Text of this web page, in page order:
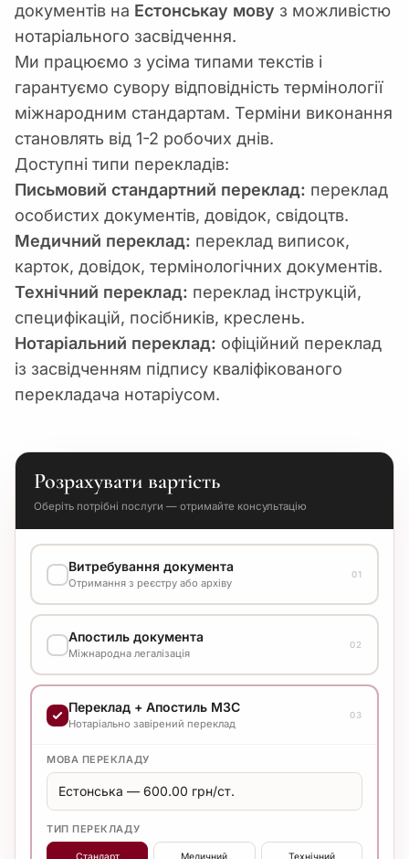
документів на Естонськау мову з можливістю
нотаріального засвідчення.
Ми працюємо з усіма типами текстів і
гарантуємо сувору відповідність термінології
міжнародним стандартам. Терміни виконання
становлять від 1-2 робочих днів.
Доступні типи перекладів:
Письмовий стандартний переклад: переклад
особистих документів, довідок, свідоцтв.
Медичний переклад: переклад виписок,
карток, довідок, термінологічних документів.
Технічний переклад: переклад інструкцій,
специфікацій, посібників, креслень.
Нотаріальний переклад: офіційний переклад
із засвідченням підпису кваліфікованого
перекладача нотаріусом.
Розрахувати вартість
Оберіть потрібні послуги — отримайте консультацію
Витребування документа
Отримання з реєстру або архіву
01
ВАРІАНТ ВИКОНАННЯ
Уточнюйте вартість у менеджера
Апостиль документа
Міжнародна легалізація
02
ВАРІАНТ ВИКОНАННЯ
Уточнюйте вартість у менеджера
Переклад + Апостиль МЗС
Нотаріально завірений переклад
03
МОВА ПЕРЕКЛАДУ
ТИП ПЕРЕКЛАДУ